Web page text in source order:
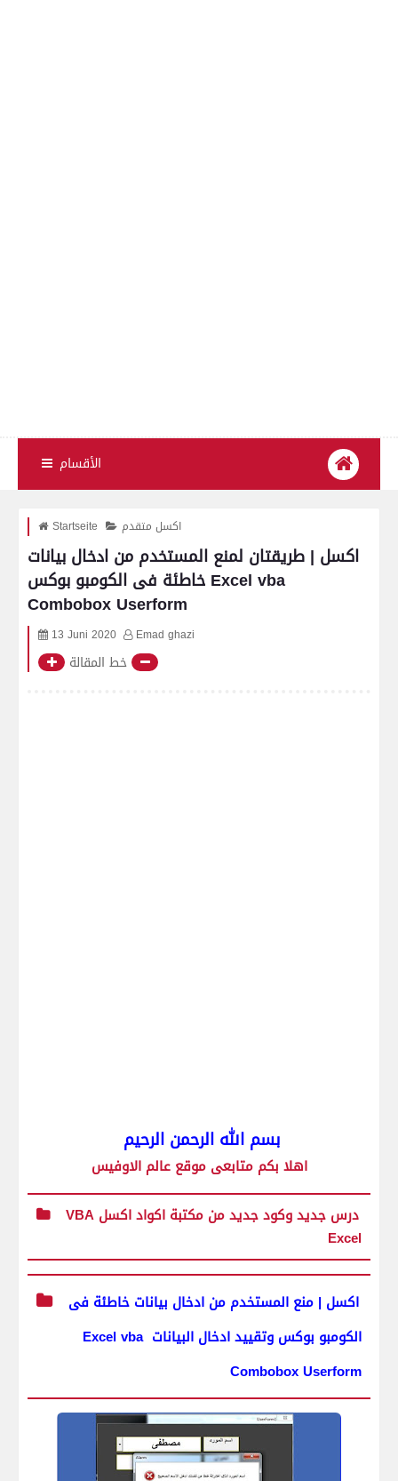
الأقسام
Startseite اكسل متقدم
اكسل | طريقتان لمنع المستخدم من ادخال بيانات
خاطئة فى الكومبو بوكس Excel vba
Combobox Userform
13 Juni 2020 Emad ghazi
خط المقالة
بسم الله الرحمن الرحيم
اهلا بكم متابعى موقع عالم الاوفيس
درس جديد وكود جديد من مكتبة اكواد اكسل VBA
Excel
اكسل | منع المستخدم من ادخال بيانات خاطئة فى
الكومبو بوكس وتقييد ادخال البيانات Excel vba
Combobox Userform